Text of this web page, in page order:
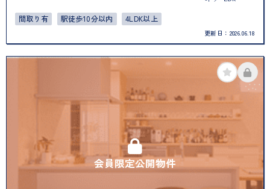
間取り有 駅徒歩10分以内 4LDK以上
更新日： 2026.06.18
会員限定公開物件